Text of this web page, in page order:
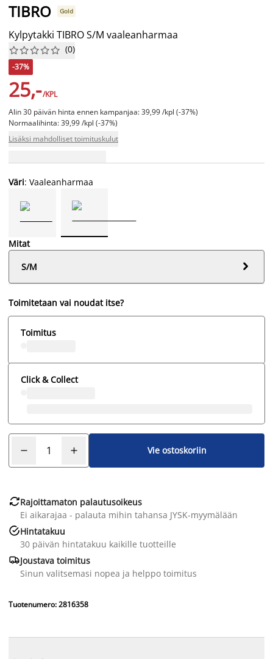
TIBRO Gold
Kylpytakki TIBRO S/M vaaleanharmaa





 (0)
-37%
25,-/KPL
Alin 30 päivän hinta ennen kampanjaa: 39,99 /kpl (-37%)
Normaalihinta: 39,99 /kpl (-37%)
Lisäksi mahdolliset toimituskulut
Väri: Vaaleanharmaa
Mitat
S/M

Toimitetaan vai noudat itse?
Toimitus
Click & Collect
Vie ostoskoriin
Rajoittamaton palautusoikeus
Ei aikarajaa - palauta mihin tahansa JYSK-myymälään
Hintatakuu
30 päivän hintatakuu kaikille tuotteille
Joustava toimitus
Sinun valitsemasi nopea ja helppo toimitus
Tuotenumero: 2816358